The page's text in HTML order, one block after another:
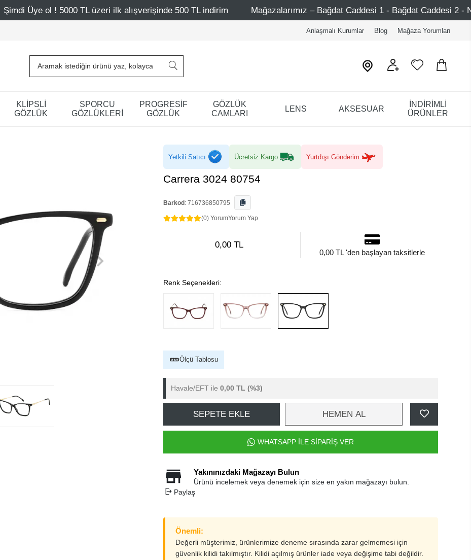
üzeri ilk alışverişinde 500 TL indirim Mağazalarımız – Bağdat Caddesi 1 - Bağdat Caddesi 2 - Nişantaşı – Etiler –
Anlaşmalı Kurumlar Blog Mağaza Yorumları
KLİPSLİ
GÖZLÜK
SPORCU
GÖZLÜKLERİ
PROGRESİF
GÖZLÜK
GÖZLÜK
CAMLARI
LENS AKSESUAR
İNDİRİMLİ
ÜRÜNLER
Yetkili Satıcı Ücretsiz Kargo Yurtdışı Gönderim
Carrera 3024 80754
Barkod : 716736850795
(0) YorumYorum Yap
0,00 TL
0,00 TL 'den başlayan taksitlerle
Renk Seçenekleri:
Ölçü Tablosu
Havale/EFT ile 0,00 TL (%3)
SEPETE EKLE HEMEN AL
WHATSAPP İLE SİPARİŞ VER
Yakınınızdaki Mağazayı Bulun
Ürünü incelemek veya denemek için size en yakın mağazayı bulun.
Paylaş
Önemli:
Değerli müşterimiz, ürünlerimize deneme sırasında zarar gelmemesi için
güvenlik kilidi takılmıştır. Kilidi açılmış ürünler iade veya değişime tabi değildir.